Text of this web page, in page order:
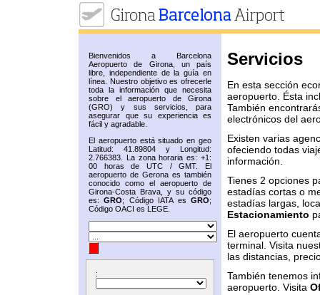
Bienvenidos a Barcelona
Aeropuerto de Girona, un país
libre, independiente de la guía en
línea. Nuestro objetivo es ofrecerle
toda la información que necesita
sobre el aeropuerto de Girona
(GRO) y sus servicios, para
asegurar que su experiencia es
fácil y agradable.
El aeropuerto está situado en geo
Latitud: 41.89804 y Longitud:
2.766383. La zona horaria es: +1:
00 horas de UTC / GMT. El
aeropuerto de Gerona es también
conocido como el aeropuerto de
Girona-Costa Brava, y su código
es:GRO; Código IATA esGRO;
Código OACI es LEGE.
:
Servicios
En esta sección
aeropuerto. Ésta
También
electrónicos del
Existen varias
ofeciendo todas
información.
Tienes 2 opciones
estadías cortas o
estadías largas,
Estacionamiento
El aeropuerto
terminal. Visita
las distancias,
También tenemos
aeropuerto. Visita